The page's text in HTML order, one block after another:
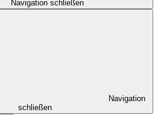
Navigation schließen
Navigation
schließen